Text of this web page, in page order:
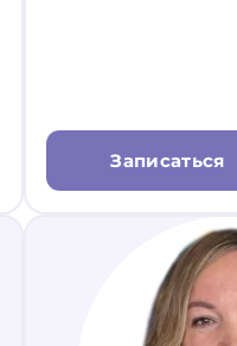
Записаться